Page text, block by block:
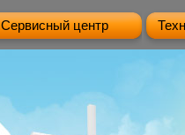
Сервисный центр